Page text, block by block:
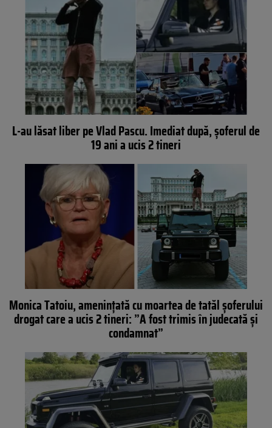
L-au lăsat liber pe Vlad Pascu. Imediat după, șoferul de
19 ani a ucis 2 tineri
Monica Tatoiu, amenințată cu moartea de tatăl șoferului
drogat care a ucis 2 tineri: ”A fost trimis în judecată și
condamnat”